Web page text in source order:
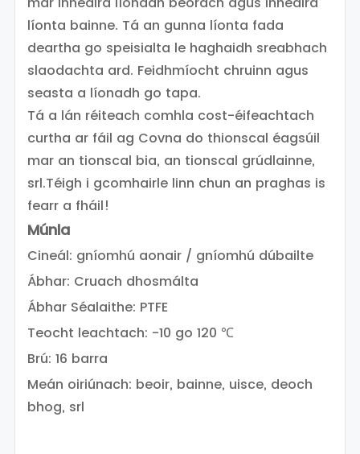
líonta bainne. Tá an gunna líonta fada
deartha go speisialta le haghaidh sreabhach
slaodachta ard. Feidhmíocht chruinn agus
seasta a líonadh go tapa.
Tá a lán réiteach comhla cost-éifeachtach
curtha ar fáil ag Covna do thionscal éagsúil
mar an tionscal bia, an tionscal grúdlainne,
srl.Téigh i gcomhairle linn chun an praghas is
fearr a fháil!
Múnla
Cineál: gníomhú aonair / gníomhú dúbailte
Ábhar: Cruach dhosmálta
Ábhar Séalaithe: PTFE
Teocht leachtach: -10 go 120 ℃
Brú: 16 barra
Meán oiriúnach: beoir, bainne, uisce, deoch
bhog, srl